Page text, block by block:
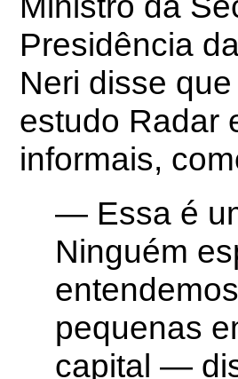
Presidência
Neri disse
estudo Radar
informais,
— Essa é
Ninguém
pequenas
capital —